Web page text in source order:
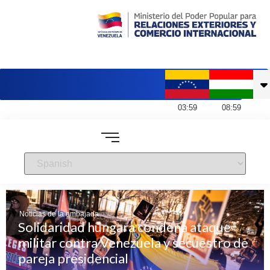
03:59 08:59
Noticias de la embajada
Solidaridad húngara condena ataque
militar contra Venezuela y secuestro de
pareja presidencial
Noticias de la embajada